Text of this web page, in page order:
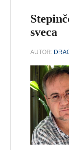
sveca
AUTOR: